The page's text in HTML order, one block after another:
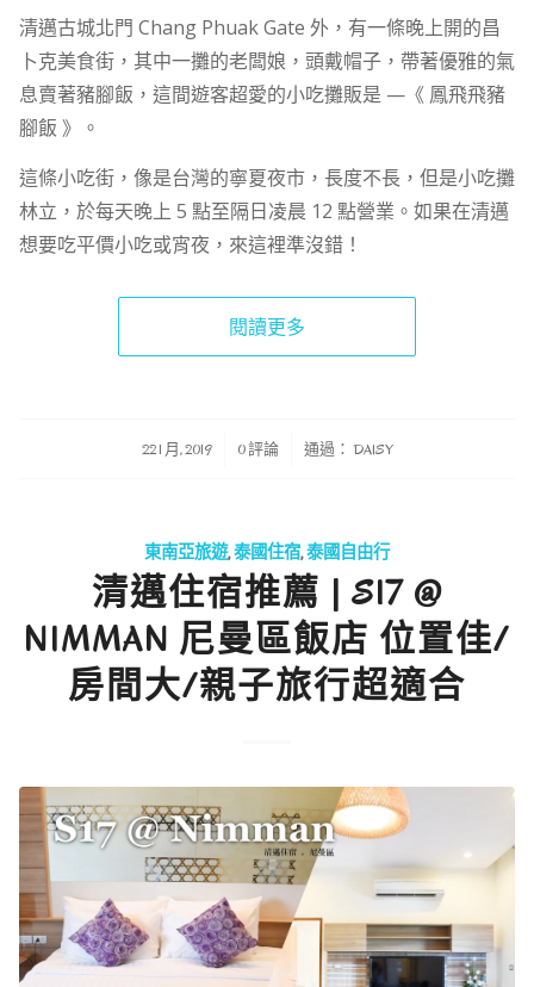
清邁古城北門 Chang Phuak Gate 外，有一條晚上開的昌
卜克美食街，其中一攤的老闆娘，頭戴帽子，帶著優雅的氣
息賣著豬腳飯，這間遊客超愛的小吃攤販是 —《 鳳飛飛豬
腳飯 》。
這條小吃街，像是台灣的寧夏夜市，長度不長，但是小吃攤
林立，於每天晚上 5 點至隔日凌晨 12 點營業。如果在清邁
想要吃平價小吃或宵夜，來這裡準沒錯！
閱讀更多
22 1 月, 2019
/ 0 評論 通過： DAISY
東南亞旅遊,泰國住宿,泰國自由行
清邁住宿推薦 | S17 @
NIMMAN 尼曼區飯店 位置佳/
房間大/親子旅行超適合